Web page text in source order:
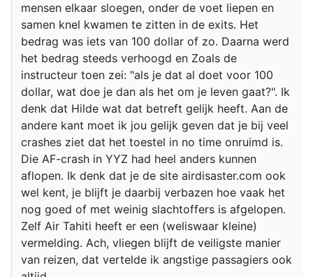
mensen elkaar sloegen, onder de voet liepen en
samen knel kwamen te zitten in de exits. Het
bedrag was iets van 100 dollar of zo. Daarna werd
het bedrag steeds verhoogd en Zoals de
instructeur toen zei: "als je dat al doet voor 100
dollar, wat doe je dan als het om je leven gaat?". Ik
denk dat Hilde wat dat betreft gelijk heeft. Aan de
andere kant moet ik jou gelijk geven dat je bij veel
crashes ziet dat het toestel in no time onruimd is.
Die AF-crash in YYZ had heel anders kunnen
aflopen. Ik denk dat je de site airdisaster.com ook
wel kent, je blijft je daarbij verbazen hoe vaak het
nog goed of met weinig slachtoffers is afgelopen.
Zelf Air Tahiti heeft er een (weliswaar kleine)
vermelding. Ach, vliegen blijft de veiligste manier
van reizen, dat vertelde ik angstige passagiers ook